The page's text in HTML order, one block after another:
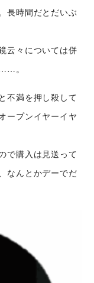
長時間だとだいぶ
云々については併
。
不満を押し殺して
ープンイヤーイヤ
で購入は見送って
なんとかデーでだ